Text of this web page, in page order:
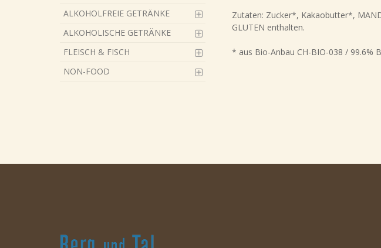
ALKOHOLFREIE GETRÄNKE
ALKOHOLISCHE GETRÄNKE
FLEISCH & FISCH
NON-FOOD
Zutaten: Zucker*, Kakaobutter*,
GLUTEN enthalten.
* aus Bio-Anbau CH-BIO-038 / 99.6%